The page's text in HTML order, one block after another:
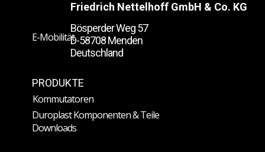
Friedrich Nettelhoff GmbH & Co. KG
PRODUKTE
Bösperder Weg 57
D-58708 Menden
Deutschland
Kommutatoren
Duroplast Komponenten & Teile
E-Mobilität
Downloads